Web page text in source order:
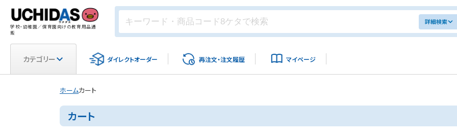
学校・幼稚園／保育園向けの教育用品通
販
詳細検索
カテゴリー ダイレクトオーダー 再注文・注文履歴 マイページ
ホームカート
カート